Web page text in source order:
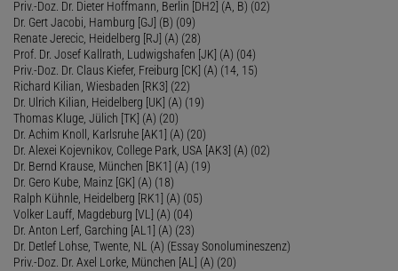
Priv.-Doz. Dr. Dieter Hoffmann, Berlin [DH2] (A, B) (02)
Dr. Gert Jacobi, Hamburg [GJ] (B) (09)
Renate Jerecic, Heidelberg [RJ] (A) (28)
Prof. Dr. Josef Kallrath, Ludwigshafen [JK] (A) (04)
Priv.-Doz. Dr. Claus Kiefer, Freiburg [CK] (A) (14, 15)
Richard Kilian, Wiesbaden [RK3] (22)
Dr. Ulrich Kilian, Heidelberg [UK] (A) (19)
Thomas Kluge, Jülich [TK] (A) (20)
Dr. Achim Knoll, Karlsruhe [AK1] (A) (20)
Dr. Alexei Kojevnikov, College Park, USA [AK3] (A) (02)
Dr. Bernd Krause, München [BK1] (A) (19)
Dr. Gero Kube, Mainz [GK] (A) (18)
Ralph Kühnle, Heidelberg [RK1] (A) (05)
Volker Lauff, Magdeburg [VL] (A) (04)
Dr. Anton Lerf, Garching [AL1] (A) (23)
Dr. Detlef Lohse, Twente, NL (A) (Essay Sonolumineszenz)
Priv.-Doz. Dr. Axel Lorke, München [AL] (A) (20)